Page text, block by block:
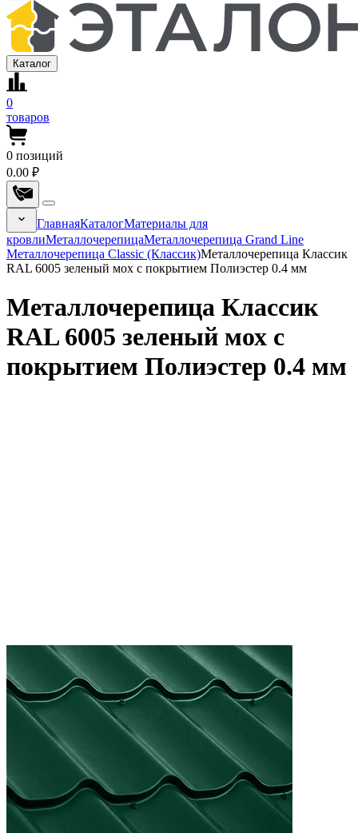
Каталог
0
товаров
0 позиций
0.00 ₽
ГлавнаяКаталогМатериалы для
кровлиМеталлочерепицаМеталлочерепица Grand Line
Металлочерепица Classic (Классик)Металлочерепица Классик
RAL 6005 зеленый мох с покрытием Полиэстер 0.4 мм
Металлочерепица Классик
RAL 6005 зеленый мох с
покрытием Полиэстер 0.4 мм